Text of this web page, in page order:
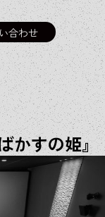
合わせ
かすの姫』